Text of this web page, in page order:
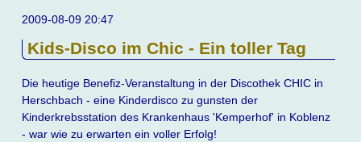
Mogendorf"
2009-08-09 20:47
Kids-Disco im Chic - Ein toller Tag
Die heutige Benefiz-Veranstaltung in der Discothek CHIC in
Herschbach - eine Kinderdisco zu gunsten der
Kinderkrebsstation des Krankenhaus 'Kemperhof' in Koblenz
- war wie zu erwarten ein voller Erfolg!